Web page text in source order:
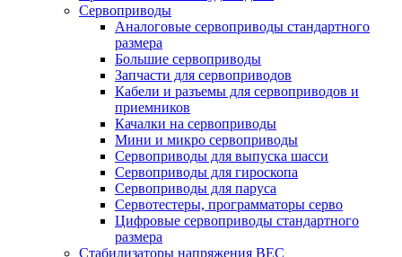
Сервоприводы
Аналоговые сервоприводы стандартного
размера
Большие сервоприводы
Запчасти для сервоприводов
Кабели и разъемы для сервоприводов и
приемников
Качалки на сервоприводы
Мини и микро сервоприводы
Сервоприводы для выпуска шасси
Сервоприводы для гироскопа
Сервоприводы для паруса
Сервотестеры, программаторы серво
Цифровые сервоприводы стандартного
размера
Стабилизаторы напряжения BEC